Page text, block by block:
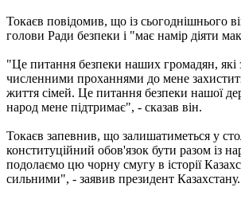
Токаєв повідомив, що із сьогоднішнього
голови Ради безпеки і "має намір діяти
"Це питання безпеки наших громадян, які
численними проханнями до мене
життя сімей. Це питання безпеки нашої
народ мене підтримає", - сказав він.
Токаєв запевнив, що залишатиметься у
конституційний обов'язок бути разом із
подолаємо цю чорну смугу в історії
сильними", - заявив президент Казахстану.